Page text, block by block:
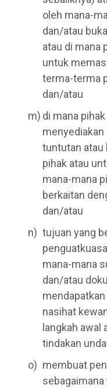
oleh mana-
dan/atau
atau di mana
untuk
terma-terma
dan/atau
di mana
menyediakan
tuntutan atau
pihak atau
mana-mana
berkaitan
dan/atau
tujuan yang
mana-mana
dan/atau
nasihat
langkah awal
tindakan
membuat